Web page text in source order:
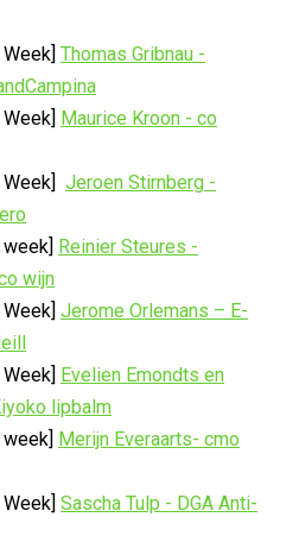
Thomas Gribnau -
Maurice Kroon - co
Jeroen Stirnberg -
Reinier Steures -
wijn
Jerome Orlemans – E-
Evelien Emondts en
lipbalm
Merijn Everaarts- cmo
Sascha Tulp - DGA Anti-